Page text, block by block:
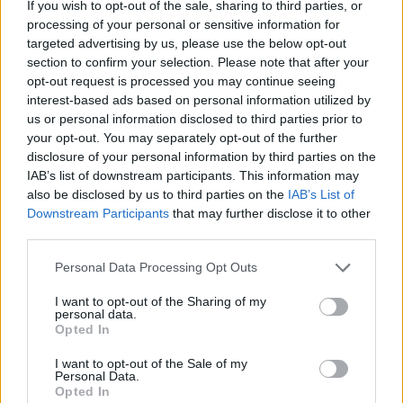
If you wish to opt-out of the sale, sharing to third parties, or
processing of your personal or sensitive information for
targeted advertising by us, please use the below opt-out
section to confirm your selection. Please note that after your
opt-out request is processed you may continue seeing
interest-based ads based on personal information utilized by
us or personal information disclosed to third parties prior to
your opt-out. You may separately opt-out of the further
disclosure of your personal information by third parties on the
IAB’s list of downstream participants. This information may
also be disclosed by us to third parties on the IAB’s List of
Downstream Participants that may further disclose it to other
Personal Data Processing Opt Outs
I want to opt-out of the Sharing of my
personal data.
Opted In
I want to opt-out of the Sale of my
Personal Data.
Opted In
sempre in prima linea per informarvi in modo puntuale.
PIÙ INFORMAZIONI SU
vaccino antinfluenzale
LEGGI GLI ALTRI ARTICOLI DI
LEGNANO
Selezioniamo per te
Il meglio di